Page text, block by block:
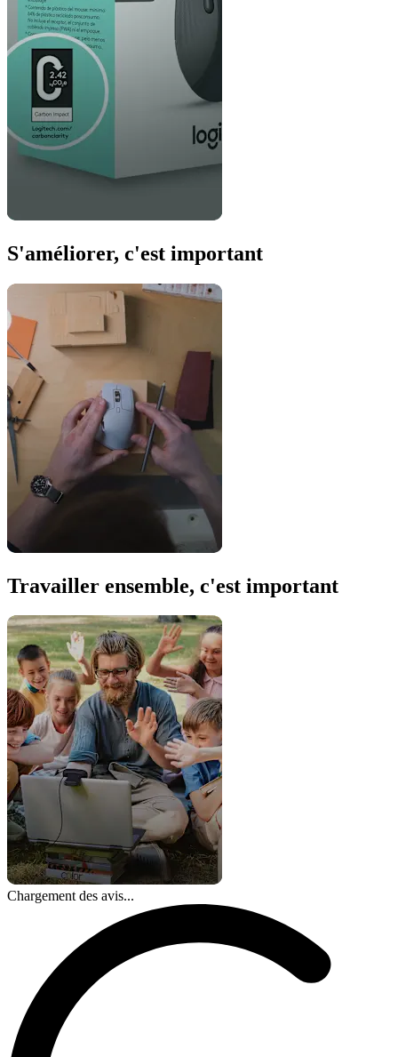
S'améliorer, c'est important
Travailler ensemble, c'est important
Chargement des avis...